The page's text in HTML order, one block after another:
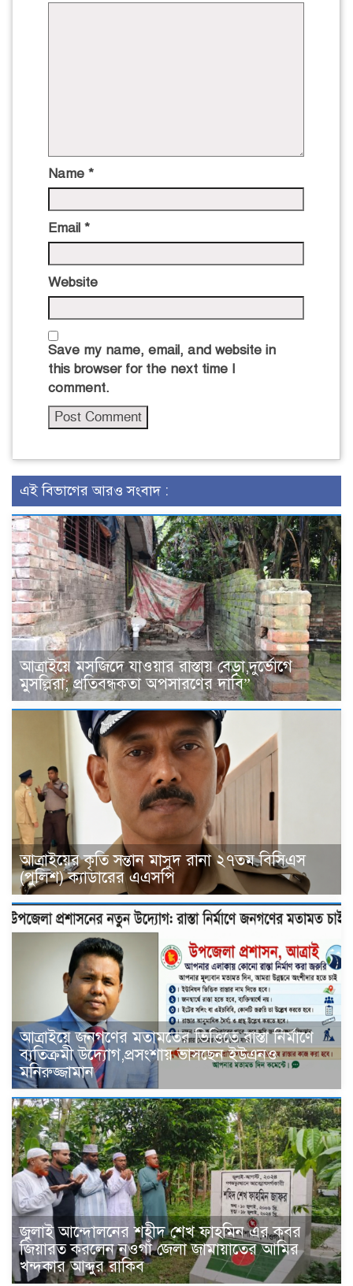
Name *
Email *
Website
Save my name, email, and website in
this browser for the next time I
comment.
এই বিভাগের আরও সংবাদ :
আত্রাইয়ে মসজিদে যাওয়ার রাস্তায় বেড়া,দুর্ভোগে
মুসল্লিরা; প্রতিবন্ধকতা অপসারণের দাবি”
আত্রাইয়ের কৃতি সন্তান মাসুদ রানা ২৭তম বিসিএস
(পুলিশ) ক্যাডারের এএসপি
আত্রাইয়ে জনগণের মতামতের ভিত্তিতে রাস্তা নির্মাণে
ব্যতিক্রমী উদ্যোগ,প্রসংশায় ভাসছেন ইউএনও
মনিরুজ্জামান
জুলাই আন্দোলনের শহীদ শেখ ফাহমিন এর কবর
জিয়ারত করলেন নওগাঁ জেলা জামায়াতের আমির
খন্দকার আব্দুর রাকিব